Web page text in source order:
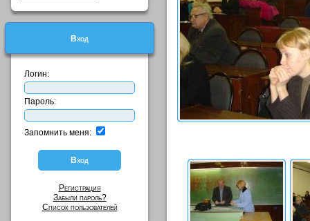
Вход
Логин:
Пароль:
Запомнить меня:
Регистрация
Забыли пароль?
Список пользователей